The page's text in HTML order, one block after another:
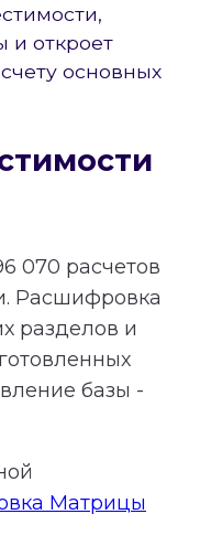
и откроет
основных
070 расчетов
Расшифровка
разделов и
базы -
Матрицы